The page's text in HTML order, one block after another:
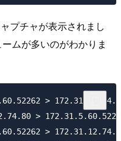
プチャが表示されまし
ムが多いのがわかりま
>
>
>